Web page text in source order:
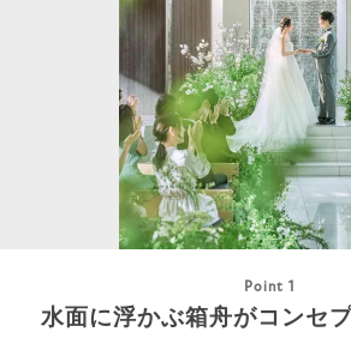
Point 1
水面に浮かぶ箱舟がコンセ